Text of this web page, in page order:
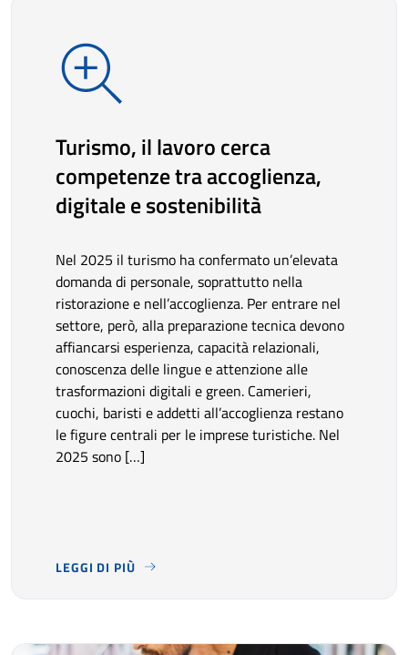
Turismo, il lavoro cerca
competenze tra accoglienza,
digitale e sostenibilità
Nel 2025 il turismo ha confermato un’elevata
domanda di personale, soprattutto nella
ristorazione e nell’accoglienza. Per entrare nel
settore, però, alla preparazione tecnica devono
affiancarsi esperienza, capacità relazionali,
conoscenza delle lingue e attenzione alle
trasformazioni digitali e green. Camerieri,
cuochi, baristi e addetti all’accoglienza restano
le figure centrali per le imprese turistiche. Nel
2025 sono […]
LEGGI DI PIÙ
NEL 2025 IL TURISMO HA CONFERMATO UN’ELEVATA